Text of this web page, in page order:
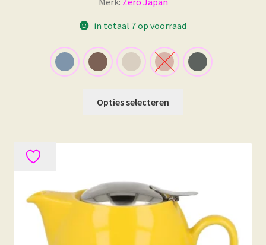
in totaal 7 op voorraad
Opties selecteren
kan
gekozen
worden